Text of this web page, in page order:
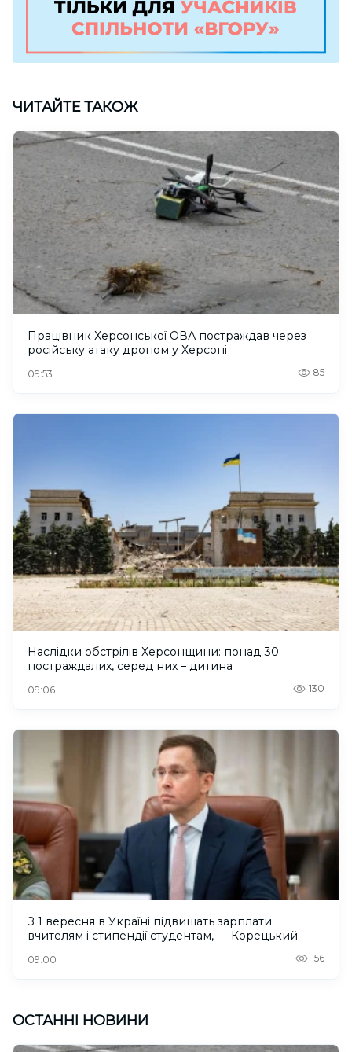
ЧИТАЙТЕ ТАКОЖ
Працівник Херсонської ОВА постраждав через
російську атаку дроном у Херсоні
09:53 85
Наслідки обстрілів Херсонщини: понад 30
постраждалих, серед них – дитина
09:06 130
З 1 вересня в Україні підвищать зарплати
вчителям і стипендії студентам, — Корецький
09:00 156
ОСТАННІ НОВИНИ